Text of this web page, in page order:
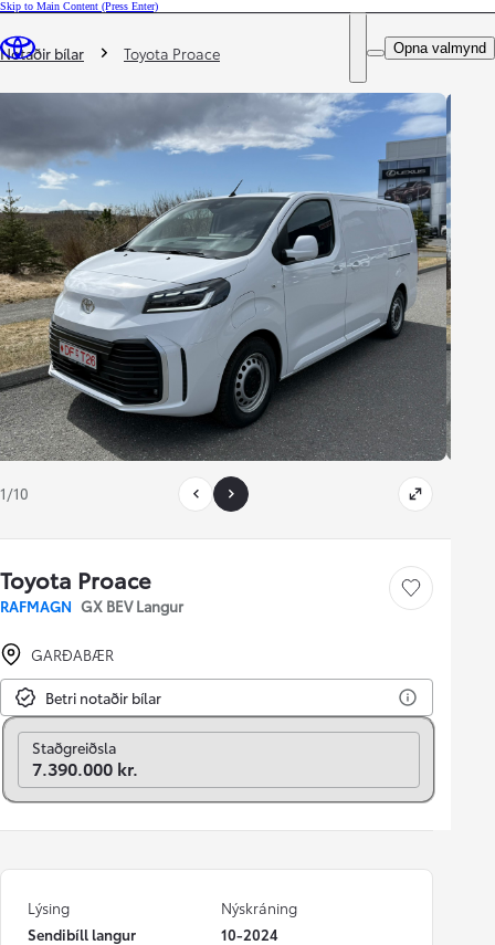
Skip to Main Content (Press Enter)
DEALER NAME
Opna valmynd
Þú ert hér
Notaðir bílar Toyota Proace
1/10
Toyota Proace
RAFMAGN GX BEV Langur
Vista bíl
GARÐABÆR
Betri notaðir bílar
Breyta í mánaðarlega
Staðgreiðsla
7.390.000 kr.
Lýsing
Sendibíll langur
Nýskráning
10-2024